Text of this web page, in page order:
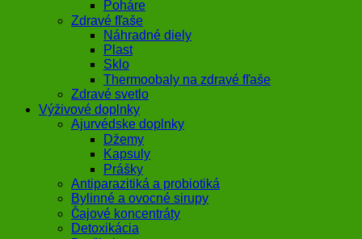
Poháre
Zdravé fľaše
Náhradné diely
Plast
Sklo
Thermoobaly na zdravé fľaše
Zdravé svetlo
Výživové doplnky
Ajurvédske doplnky
Džemy
Kapsuly
Prášky
Antiparazitiká a probiotiká
Bylinné a ovocné sirupy
Čajové koncentráty
Detoxikácia